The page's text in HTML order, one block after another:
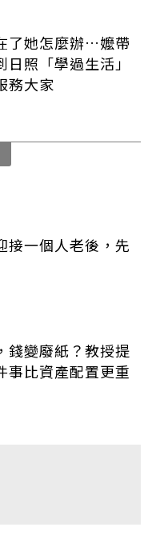
了她怎麼辦…嬤帶
照「學過生活」
務大家
接一個人老後，先
錢變廢紙？教授提
事比資產配置更重